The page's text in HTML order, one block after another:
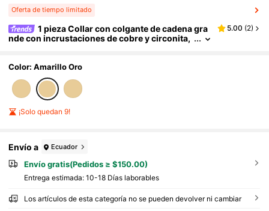
Oferta de tiempo limitado
1 pieza Collar con colgante de cadena gra
nde con incrustaciones de cobre y circonita,
p hop, adecuado para regalos de Navidad/Acción
de Gracias/Halloween/Día de la Madre/Día de San
Valentín, Primera Comunión católica, uso diario y
festivo
5.00 (2)
Color: Amarillo Oro
¡Solo quedan 9!
Envío a Ecuador
Envío gratis(Pedidos ≥ $150.00)
Entrega estimada: 10-18 Días laborables
Los artículos de esta categoría no se pueden devolver ni cambiar